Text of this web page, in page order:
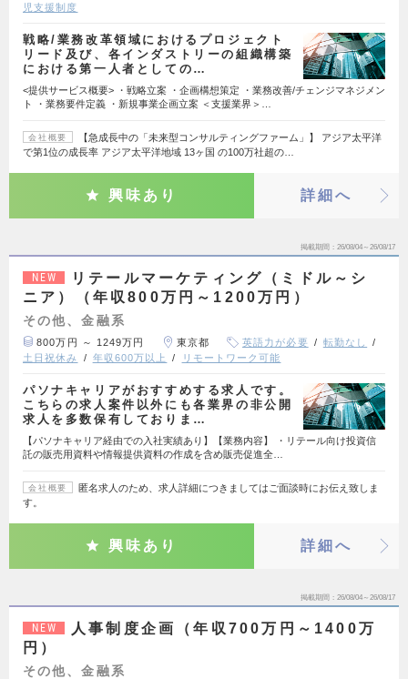
児支援制度
戦略/業務改革領域におけるプロジェクト
リード及び、各インダストリーの組織構築
における第一人者としての…
<提供サービス概要> ・戦略立案 ・企画構想策定 ・業務改善/チェンジマネジメン
ト ・業務要件定義 ・新規事業企画立案 ＜支援業界＞…
会社概要
【急成長中の「未来型コンサルティングファーム」】 アジア太平洋
で第1位の成長率 アジア太平洋地域 13ヶ国 の100万社超の…
興味あり 詳細へ
掲載期間 26/08/04～26/08/17
NEW
リテールマーケティング（ミドル～シ
ニア）（年収800万円～1200万円）
その他、金融系
800万円 ～ 1249万円 東京都 英語力が必要
転勤なし
土日祝休み
年収600万以上 リモートワーク可能
パソナキャリアがおすすめする求人です。
こちらの求人案件以外にも各業界の非公開
求人を多数保有しておりま…
【パソナキャリア経由での入社実績あり】【業務内容】 ・リテール向け投資信
託の販売用資料や情報提供資料の作成を含め販売促進全…
会社概要
匿名求人のため、求人詳細につきましてはご面談時にお伝え致しま
す。
興味あり 詳細へ
掲載期間 26/08/04～26/08/17
NEW
人事制度企画（年収700万円～1400万
円）
その他、金融系